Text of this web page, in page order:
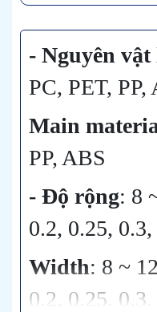
- Nguyên
PC, PET, PP,
Main
PP, ABS
- Độ rộng: 8
0.2, 0.25,
Width: 8 ~
0.2, 0.25,